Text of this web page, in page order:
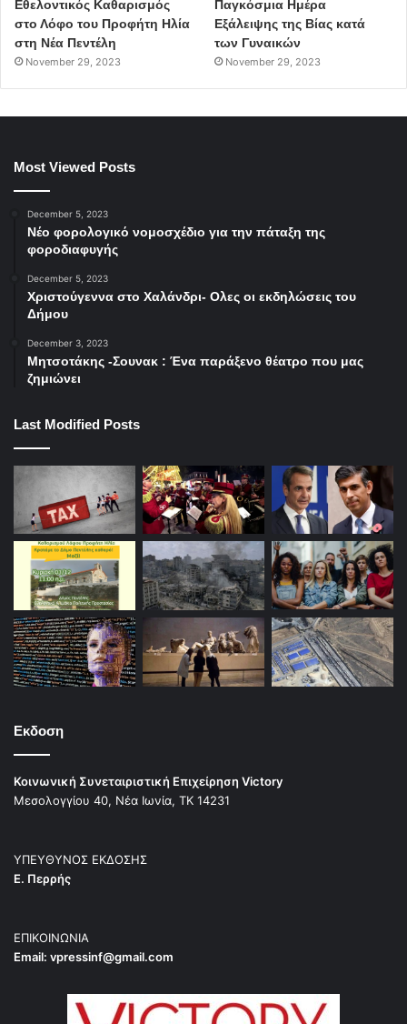
Εθελοντικός Καθαρισμός
στο Λόφο του Προφήτη Ηλία
στη Νέα Πεντέλη
November 29, 2023
Παγκόσμια Ημέρα
Εξάλειψης της Βίας κατά
των Γυναικών
November 29, 2023
Most Viewed Posts
December 5, 2023
Νέο φορολογικό νομοσχέδιο για την πάταξη της
φοροδιαφυγής
December 5, 2023
Χριστούγεννα στο Χαλάνδρι- Ολες οι εκδηλώσεις του
Δήμου
December 3, 2023
Μητσοτάκης -Σουνακ : Ένα παράξενο θέατρο που μας
ζημιώνει
Last Modified Posts
Εκδοση
Κοινωνική Συνεταιριστική Επιχείρηση Victory
Μεσολογγίου 40, Νέα Ιωνία, ΤΚ 14231
ΥΠΕΥΘΥΝΟΣ ΕΚΔΟΣΗΣ
Ε. Περρής
ΕΠΙΚΟΙΝΩΝΙΑ
Email: vpressinf@gmail.com